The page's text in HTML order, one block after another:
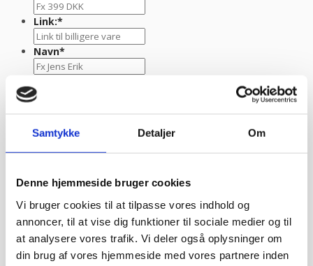
Samtykke Detaljer Om
Denne hjemmeside bruger cookies
Vi bruger cookies til at tilpasse vores indhold og
annoncer, til at vise dig funktioner til sociale medier og til
at analysere vores trafik. Vi deler også oplysninger om
din brug af vores hjemmeside med vores partnere inden
Link:*
Navn*
TLF nr.*
Evt. kommentar